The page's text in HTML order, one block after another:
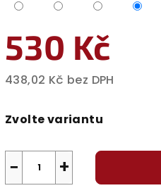
530 Kč
438,02 Kč bez DPH
cena:
Zvolte variantu
+
−